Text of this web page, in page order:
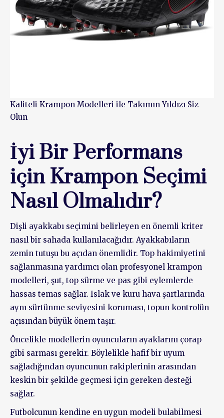
Kaliteli Krampon Modelleri ile Takımın Yıldızı Siz
Olun
İyi Bir Performans
için Krampon Seçimi
Nasıl Olmalıdır?
Dişli ayakkabı seçimini belirleyen en önemli kriter
nasıl bir sahada kullanılacağıdır. Ayakkabıların
zemin tutuşu bu açıdan önemlidir. Top hakimiyetini
sağlanmasına yardımcı olan profesyonel krampon
modelleri, şut, top sürme ve pas gibi eylemlerde
hassas temas sağlar. Islak ve kuru hava şartlarında
aynı sürtünme seviyesini koruması, topun kontrolün
açısından büyük önem taşır.
Öncelikle modellerin oyuncuların ayaklarını çorap
gibi sarması gerekir. Böylelikle hafif bir uyum
sağladığından oyuncunun rakiplerinin arasından
keskin bir şekilde geçmesi için gereken desteği
sağlar.
Futbolcunun kendine en uygun modeli bulabilmesi